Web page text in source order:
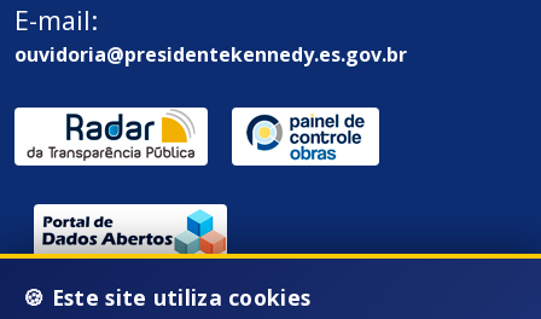
E-mail:
ouvidoria@presidentekennedy.es.gov.br
Endereço / Ouvidoria:
🍪 Este site utiliza cookies